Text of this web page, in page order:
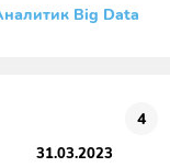
Big Data
4
31.03.2023